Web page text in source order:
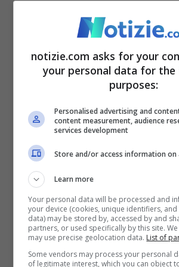
con la Russia”.
Le risorse che gli Stati Uniti
Ucraina includono
per le batterie, la produzione
terre rare utilizzate
turbine eoliche, nelle armi e
tecnologici. “Ucraina e Usa
finali delle negoziazioni
l’accordo sui minerali. –ha
Stefanishyna, vicepremier
l’integrazione europea ed
notizie.com asks for your
your personal data for
purposes:
Personalised advertising and
content measurement, audience
services development
Store and/or access information on
Learn more
Your personal data will be processed and
your device (cookies, unique identifiers,
data) may be stored by, accessed by and
partners, or used specifically by this site.
may use precise geolocation data. List of
Some vendors may process your personal
of legitimate interest, which you can object